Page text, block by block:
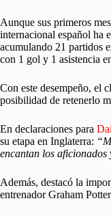
Aunque sus primeros
internacional español ha
acumulando 21 partidos
con 1 gol y 1 asistencia
Con este desempeño, el
posibilidad de retenerlo
En declaraciones para
su etapa en Inglaterra:
encantan los aficionados
Además, destacó la
entrenador Graham